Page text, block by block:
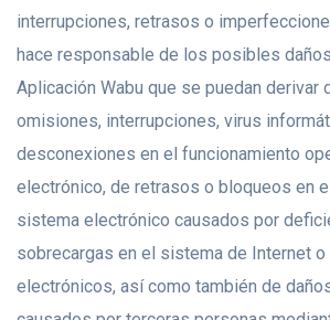
interrupciones, retrasos o
hace responsable de los posibles
Aplicación Wabu que se puedan derivar
omisiones, interrupciones, virus
desconexiones en el funcionamiento
electrónico, de retrasos o bloqueos en
sistema electrónico causados por
sobrecargas en el sistema de Internet
electrónicos, así como también de